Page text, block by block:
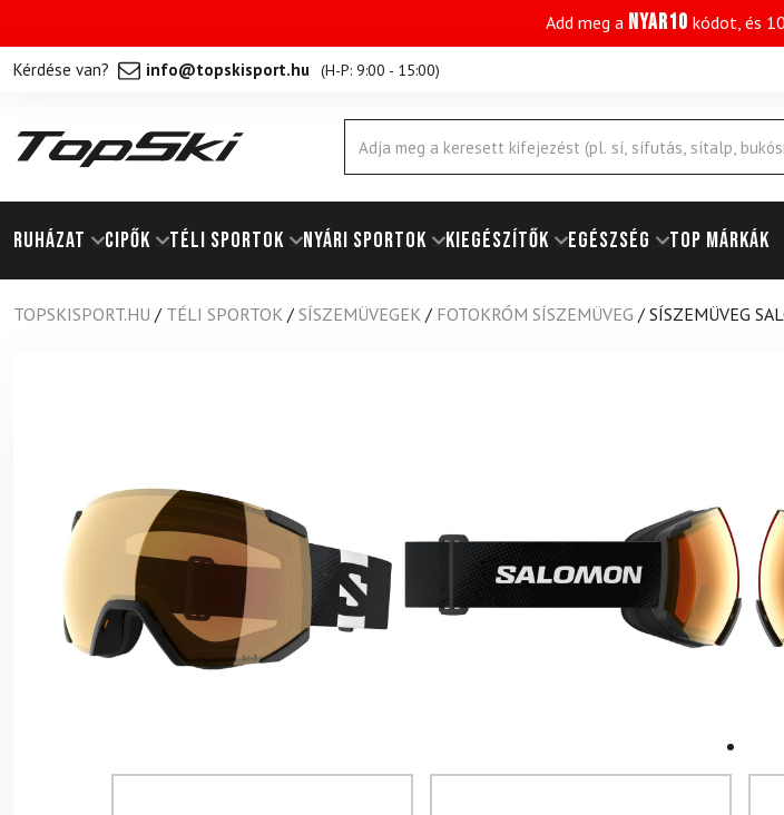
Add meg a NYAR10 kódot, és
Kérdése van? info@topskisport.hu (H-P: 9:00 - 15:00)
Products
search
RUHÁZAT Cipők TÉLI SPORTOK NYÁRI SPORTOK KIEGÉSZÍTŐK EGÉSZSÉG Top márkák
TOPSKISPORT.HU / TÉLI SPORTOK / SÍSZEMÜVEGEK / FOTOKRÓM SÍSZEMÜVEG / SÍSZEMÜVEG